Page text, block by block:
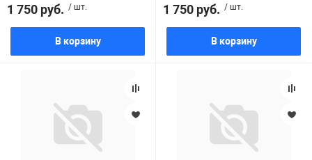
1 750 руб. / шт.
В корзину
1 750 руб. / шт.
В корзину